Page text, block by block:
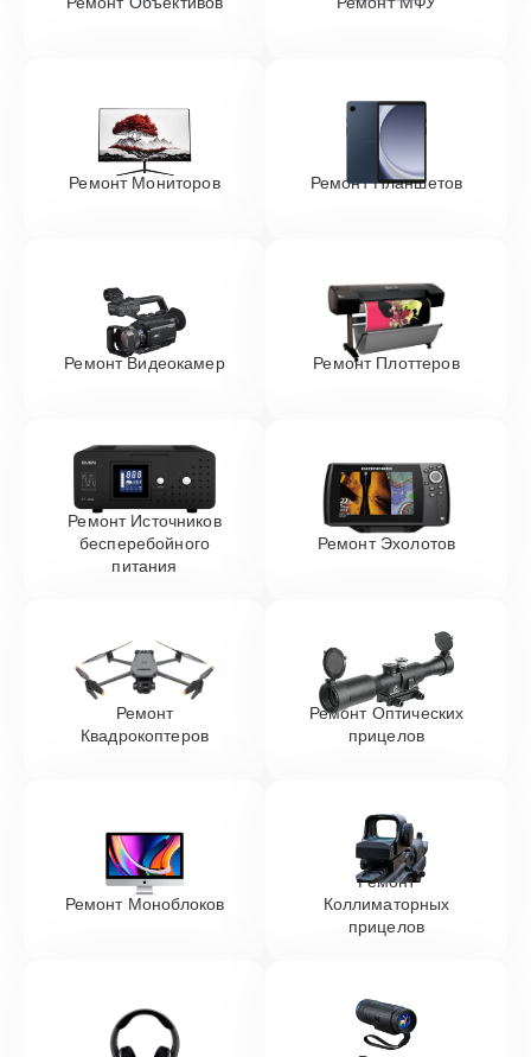
Ремонт Мониторов Ремонт Планшетов
Ремонт Видеокамер Ремонт Плоттеров
Ремонт Источников
бесперебойного
питания
Ремонт Эхолотов
Ремонт
Квадрокоптеров
Ремонт Оптических
прицелов
Ремонт Моноблоков
Ремонт
Коллиматорных
прицелов